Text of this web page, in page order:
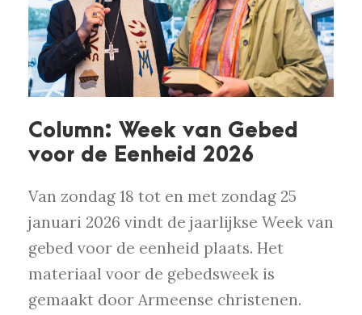
Column: Week van Gebed
voor de Eenheid 2026
Van zondag 18 tot en met zondag 25
januari 2026 vindt de jaarlijkse Week van
gebed voor de eenheid plaats. Het
materiaal voor de gebedsweek is
gemaakt door Armeense christenen.